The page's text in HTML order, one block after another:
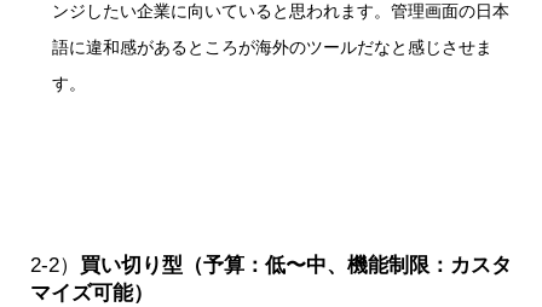
ンジしたい企業に向いていると思われます。管理画面の日本
語に違和感があるところが海外のツールだなと感じさせま
す。
2-2） 買い切り型（予算：低〜中、機能制限：カスタ
マイズ可能）